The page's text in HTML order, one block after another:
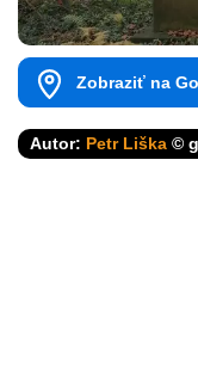
Zobraziť na
Autor: Petr Liška ©